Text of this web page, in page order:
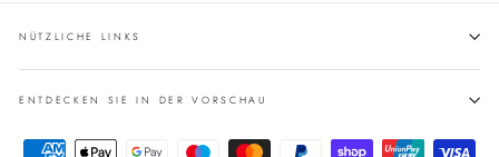
NÜTZLICHE LINKS
ENTDECKEN SIE IN DER VORSCHAU